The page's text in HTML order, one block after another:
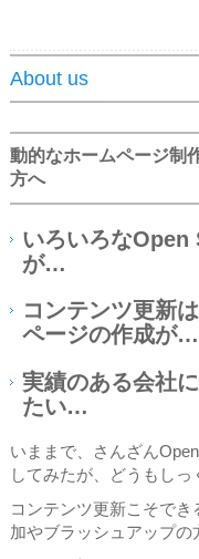
About us
動的なホームページ制
方へ
いろいろなOpen
が…
コンテンツ更新
ページの作成が…
実績のある会社
たい…
いままで、さんざん
してみたが、どうもしっ
コンテンツ更新こそで
加やブラッシュアップの